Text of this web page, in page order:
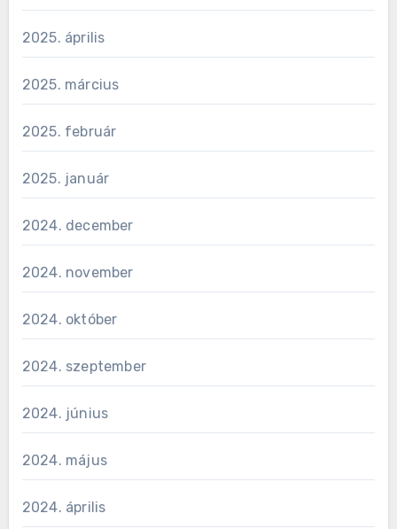
2025. április
2025. március
2025. február
2025. január
2024. december
2024. november
2024. október
2024. szeptember
2024. június
2024. május
2024. április